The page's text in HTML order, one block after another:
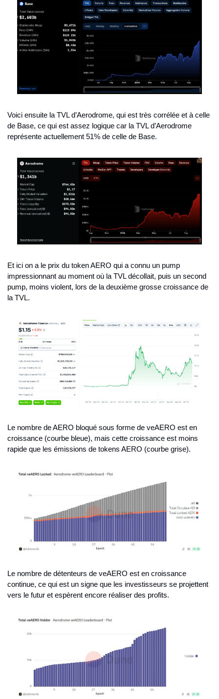
Voici ensuite la TVL d’Aerodrome, qui est très corrélée et à celle
de Base, ce qui est assez logique car la TVL d’Aerodrome
représente actuellement 51% de celle de Base.
Et ici on a le prix du token AERO qui a connu un pump
impressionnant au moment où la TVL décollait, puis un second
pump, moins violent, lors de la deuxième grosse croissance de
la TVL.
Le nombre de AERO bloqué sous forme de veAERO est en
croissance (courbe bleue), mais cette croissance est moins
rapide que les émissions de tokens AERO (courbe grise).
Le nombre de détenteurs de veAERO est en croissance
continue, ce qui est un signe que les investisseurs se projettent
vers le futur et espèrent encore réaliser des profits.